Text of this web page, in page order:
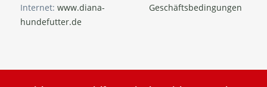
Geschäftsbedingungen
Internet: www.diana-
hundefutter.de